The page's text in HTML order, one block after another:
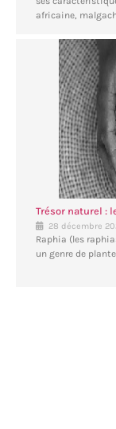
africaine,
Trésor naturel :
28 décembre
Raphia (les
un genre de